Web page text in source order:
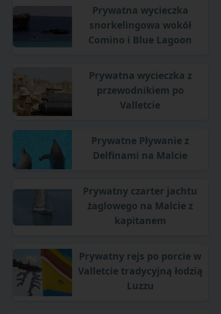
Prywatna wycieczka
snorkelingowa wokół
Comino i Blue Lagoon
Prywatna wycieczka z
przewodnikiem po
Valletcie
Prywatne Pływanie z
Delfinami na Malcie
Prywatny czarter jachtu
żaglowego na Malcie z
kapitanem
Prywatny rejs po porcie w
Valletcie tradycyjną łodzią
Luzzu